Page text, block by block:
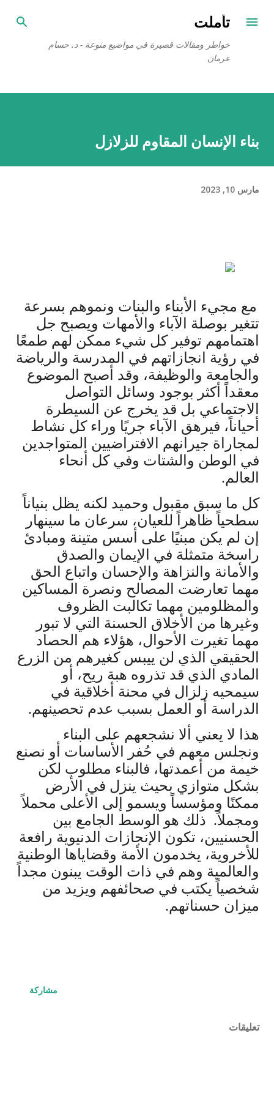
تأملت
خواطر ومقالات قصيرة في مواضيع منوعة - د. حسام
عرمان
بناء الإنسان المقاوم للزلازل
مارس 10, 2023
مع مجيء الأبناء والبنات ونموهم بسرعة
تتغير بوصلة الآباء والأمهات ويصبح جل
اهتمامهم توفير كل شيء ممكن لهم طمعًا
في رؤية انجازاتهم في المدرسة والرياضة
والجامعة والوظيفة، وقد أصبح الموضوع
معقداً أكثر بوجود وسائل التواصل
الاجتماعي بل قد يخرج عن السيطرة
أحياناً، فيرهق الآباء جريًا وراء كل نشاط
لمجاراة جيرانهم الافتراضيين المتواجدين
في الوطن والشتات وفي كل أنحاء
العالم.
كل ما سبق مقبول وحميد لكنه يظل بنياناً
سطحياً ظاهراً للعيان، سرعان ما سينهار
إن لم يكن مبنيًا على أسس متينة ومبادئ
راسخة متمثلة في الإيمان والصدق
والأمانة والنزاهة والإحسان واتباع الحق
مهما تعارضت المصالح ونصرة المساكين
والمظلومين مهما تكالبت الظروف
وغيرها من الأخلاق الحسنة التي لا تبور
مهما تغيرت الأحوال، هؤلاء هم الحصاد
الحقيقي الذي لن ييبس كغيرهم من الزرع
المادي الذي قد تذروه هبة ريح، أو
سيمحيه زلزال في محنة أخلاقية في
الدراسة أو العمل بسبب عدم تحصينهم.
هذا لا يعني ألا نشجعهم على البناء
ونجلس معهم في حُفر الأساسات أو نصنع
خيمة من أعمدتها، فالبناء مطلوب لكن
بشكل متوازي بحيث ينزل في الأرض
ممكنًا ومؤسساً ويسمو إلى الأعلى محملاً
ومجملاً. ذلك هو الوسط الجامع بين
الحسنيين، تكون الإنجازات الدنيوية رافعة
للأخروية، يخدمون الأمة وقضاياها الوطنية
والعالمية وهم في ذات الوقت يبنون مجداً
شخصياً يكتب في صحائفهم ويزيد من
ميزان حسناتهم.
مشاركة
تعليقات